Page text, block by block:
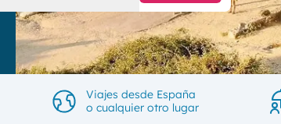
Viajes desde España
o cualquier otro lugar